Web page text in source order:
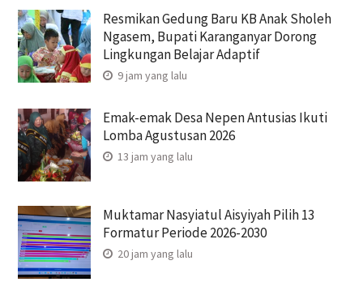
Resmikan Gedung Baru KB Anak Sholeh
Ngasem, Bupati Karanganyar Dorong
Lingkungan Belajar Adaptif
9 jam yang lalu
Emak-emak Desa Nepen Antusias Ikuti
Lomba Agustusan 2026
13 jam yang lalu
Muktamar Nasyiatul Aisyiyah Pilih 13
Formatur Periode 2026-2030
20 jam yang lalu